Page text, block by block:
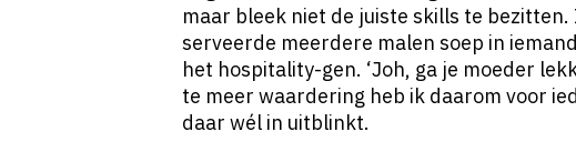
maar bleek niet de juiste skills te
serveerde meerdere malen soep in
het hospitality-gen. ‘Joh, ga je moeder
te meer waardering heb ik daarom voor
daar wél in uitblinkt.